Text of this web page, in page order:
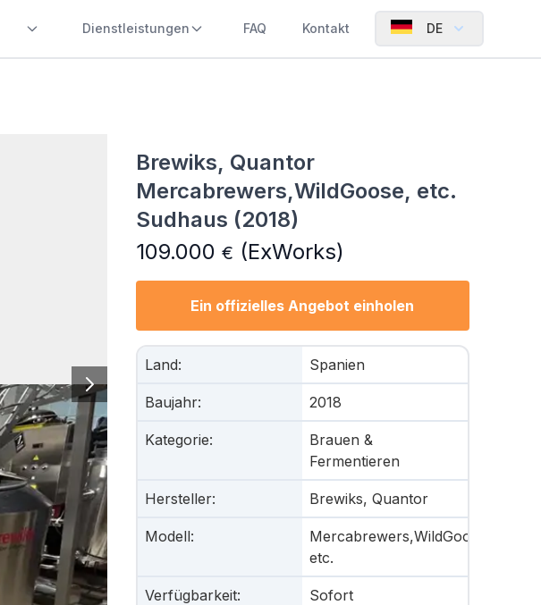
Dienstleistungen FAQ Kontakt DE
Brewiks, Quantor
Mercabrewers,WildGoose, etc.
Sudhaus (2018)
109.000 € (ExWorks)
Ein offizielles Angebot einholen
Land: Spanien
Baujahr: 2018
Kategorie:
Brauen &
Fermentieren
Hersteller: Brewiks, Quantor
Modell:
Mercabrewers,WildGoose,
etc.
Verfügbarkeit: Sofort